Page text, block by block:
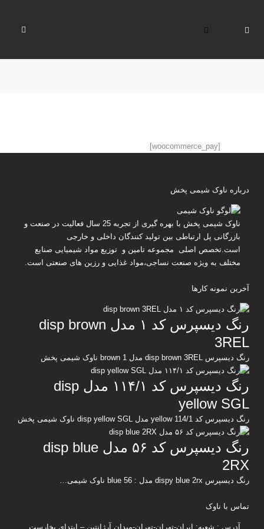
[woocommerce_pay]
درباره ناوک شیمی پخش
ناوک شیمی پخش
با بهره گیری از تجربه 25 سال فعالیت در صنعت و
بازرگانی پل ارتباطی بین تولید کنندگان داخلی و خارجی
است.تخصص اصلی مجموعه تامین و توزیع مواد شیمیایی صنایع
مختلف به ویژه صنعت نساجی،مواد غذایی و رزین های صنعتی است.
آخرین نمونه کارها
رنگ دیسپرس کد ۱ مدل disp brown
3REL
رنگ دیسپرس disp brown 3REL مدل brown 1 ناوک شیمی پخش
رنگ دیسپرس کد ۱۱۴/۱ مدل disp
yellow SGL
رنگ دیسپرس کد yellow 114/1 مدل disp yellow SGL ناوک شیمی پخش
رنگ دیسپرس کد ۵۶ مدل disp blue
2RX
رنگ دیسپرس dispy blue 2rx مدل : blue 56 ناوک شیمی…
تماس با ناوک
آدرس : شعبه: ایران-تهران-تهران-میدان آرژانتین – ابتدای بخارست